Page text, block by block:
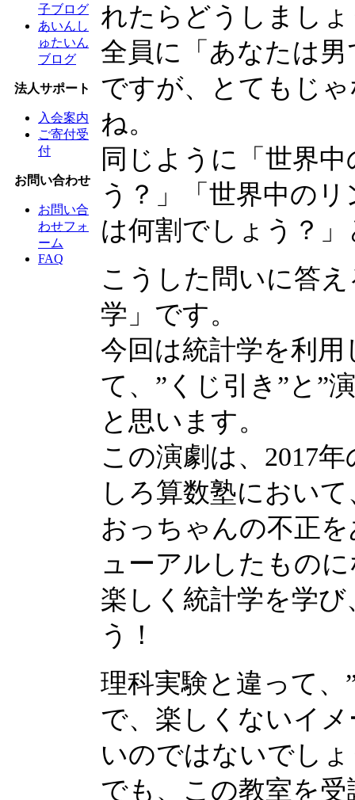
子ブログ
あいんし
ゅたいん
ブログ
法人サポート
入会案内
ご寄付受
付
お問い合わせ
お問い合
わせフォ
ーム
FAQ
れたらどうしまし
全員に「あなたは
ですが、とてもじ
ね。
同じように「世界
う？」「世界中の
は何割でしょう？
こうした問いに答
学」です。
今回は統計学を利
て、”くじ引き”と”
と思います。
この演劇は、2017
しろ算数塾におい
おっちゃんの不正
ューアルしたもの
楽しく統計学を学
う！
理科実験と違って、
で、楽しくないイ
いのではないでし
でも、この教室を